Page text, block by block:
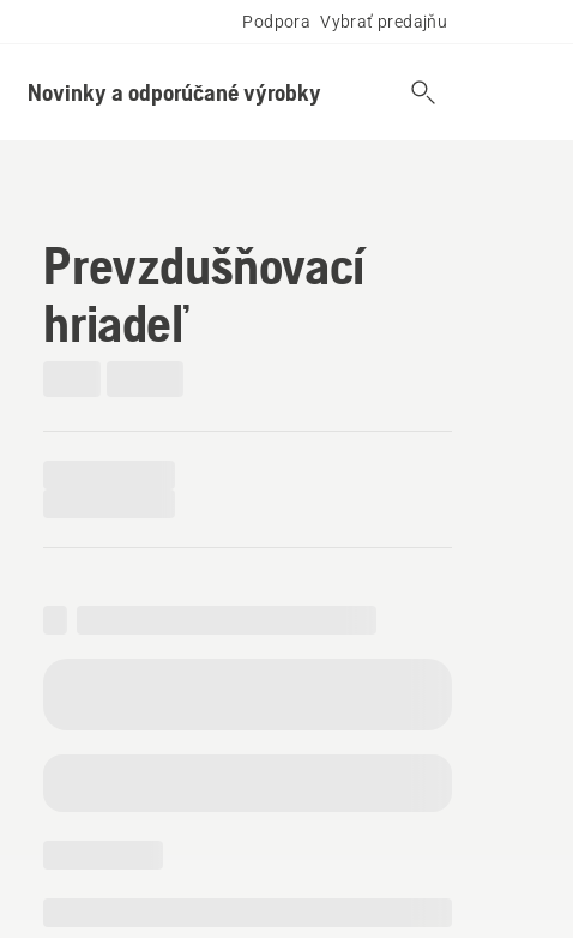
Podpora Vybrať predajňu
Novinky a odporúčané výrobky
Prevzdušňovací
hriadeľ